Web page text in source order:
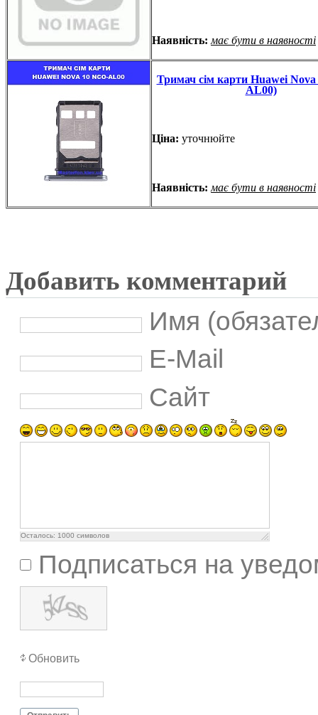
Наявність: має бути в наявності
Тримач сім карти Huawei
AL00)
Ціна: уточнюйте
Наявність: має бути в наявності
Добавить комментарий
Имя
E-Mail
Сайт
Осталось: 1000 символов
Подписаться на
Обновить